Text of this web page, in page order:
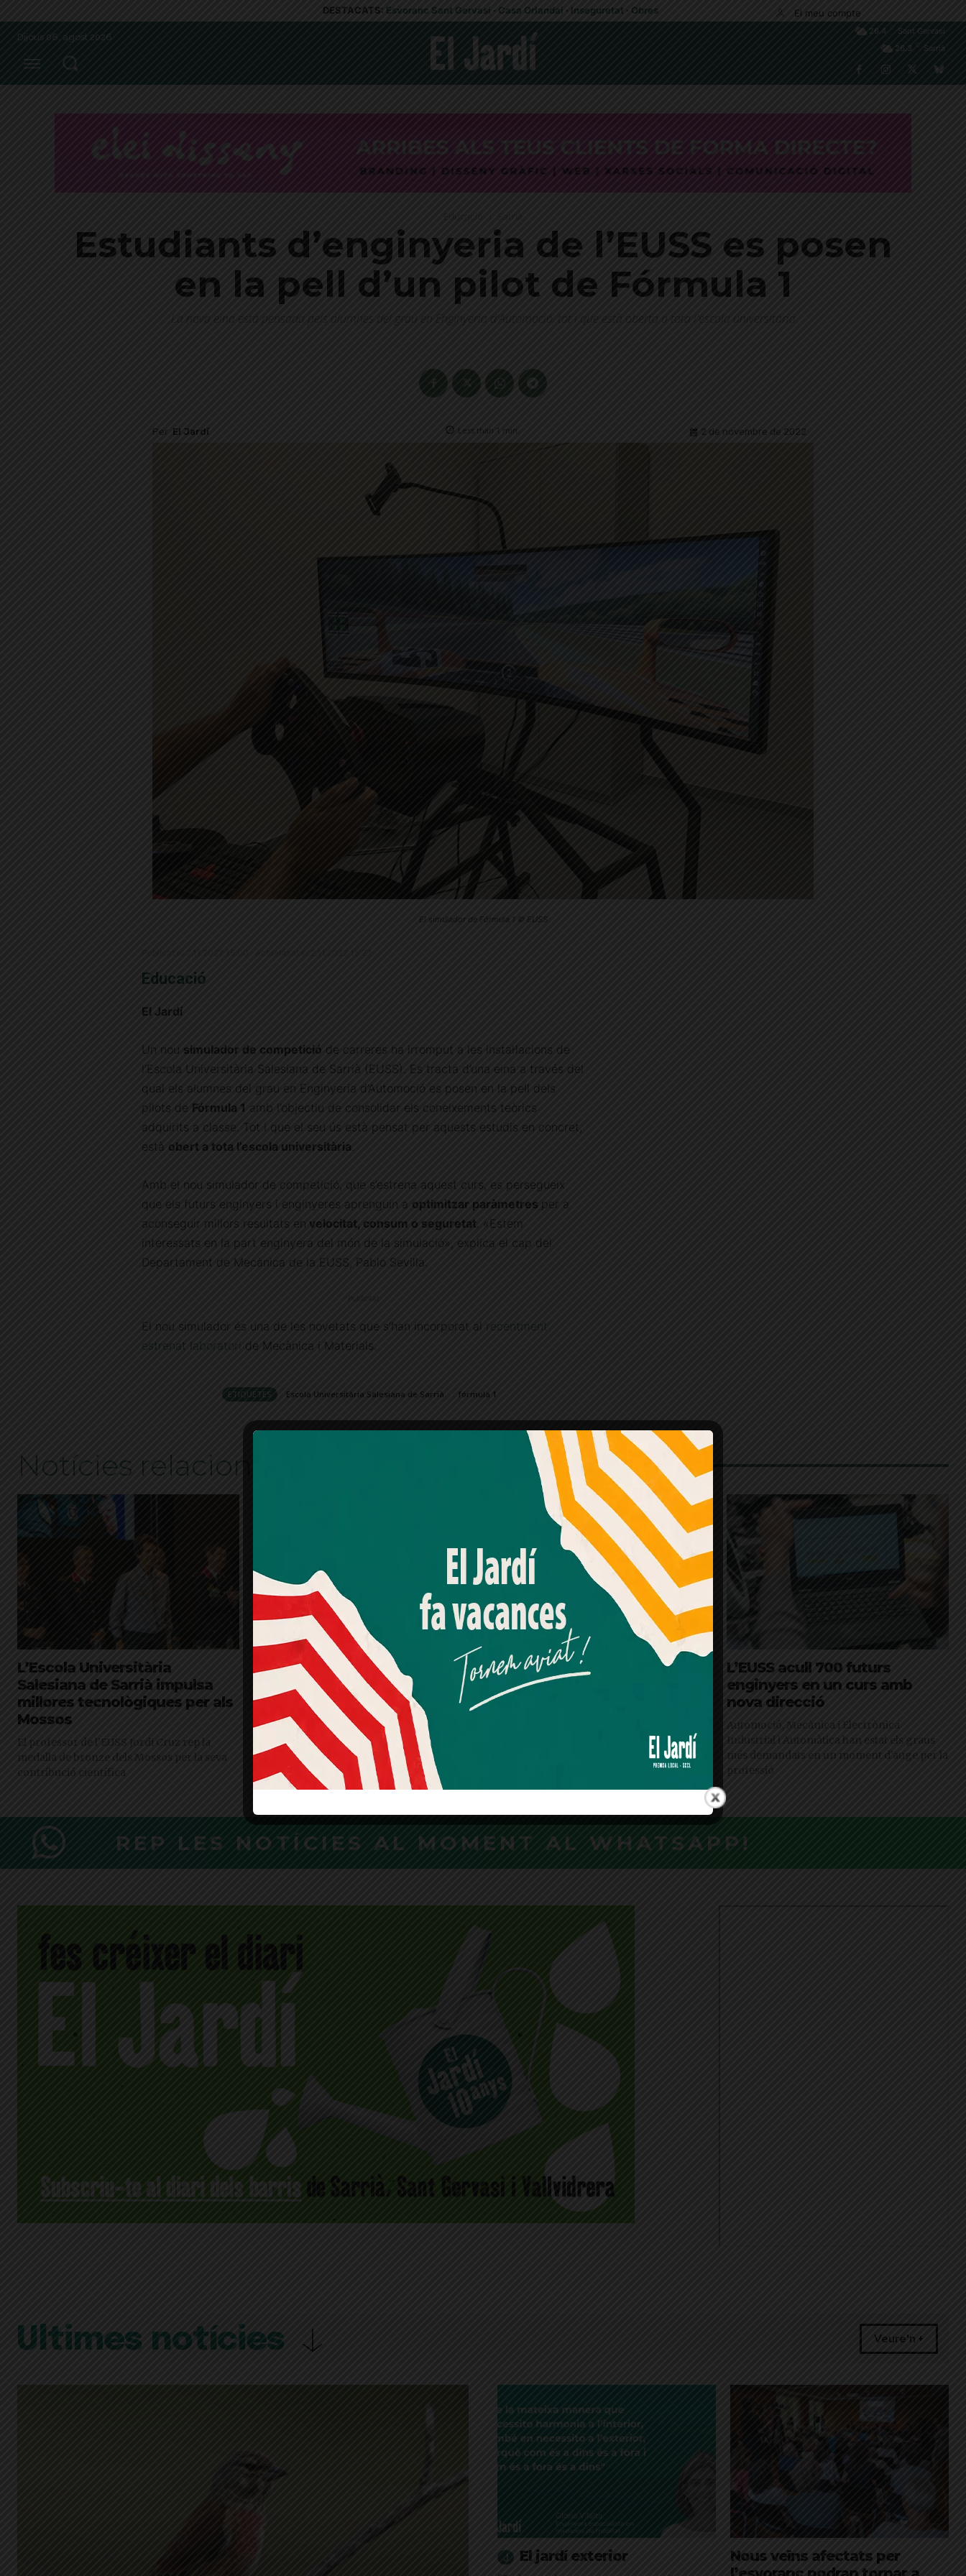
DESTACATS: Esvoranc Sant Gervasi · Casa Orlandai · Inseguretat · Obres El meu compte
Dijous 06, agost 2026
26.4
Sant Gervasi
26.3
Sarrià
Estudiants d’enginyeria de l’EUSS es posen
en la pell d’un pilot de Fórmula 1
La nova eina està pensada pels alumnes del grau en Enginyeria d'Automoció, tot i que està oberta a tota l'escola universitària
Per El Jardí Less than 1 min. 2 de novembre de 2022
El simulador de Fórmula 1 © EUSS
Educació
El Jardí
Un nou simulador de competició de carreres ha irromput a les instal·lacions de
l’Escola Universitària Salesiana de Sarrià (EUSS). Es tracta d’una eina a través del
qual els alumnes del grau en Enginyeria d’Automoció es posen en la pell dels
pilots de Fórmula 1 amb l’objectiu de consolidar els coneixements teòrics
adquirits a classe. Tot i que el seu ús està pensat per aquests estudis en concret,
està obert a tota l’escola universitària.
Amb el nou simulador de competició, que s’estrena aquest curs, es persegueix
que els futurs enginyers i enginyeres aprenguin a optimitzar paràmetres per a
aconseguir millors resultats en velocitat, consum o seguretat. «Estem
interessats en la part enginyera del món de la simulació», explica el cap del
Departament de Mecànica de la EUSS, Pablo Sevilla.
Publicitat
El nou simulador és una de les novetats que s’han incorporat al recentment
estrenat laboratori de Mecànica i Materials.
ETIQUETES Escola Universitària Salesiana de Sarrià fórmula 1
Notícies relacionades
L’Escola Universitària
Salesiana de Sarrià impulsa
millores tecnològiques per als
Mossos
El professor de l’EUSS Jordi Cruz rep la
medalla de bronze dels Mossos per la seva
contribució científica
La perspectiva de gènere pot
transformar la manera de
dissenyar productes?
L'Escola Universitària Salesiana de Sarrià
promou una xerrada sobre el biaix de
gènere en la creació de tecnologies
Pol Leyva, alumni de l’Escola
Universitària Salesiana de
Sarrià, guanya el VibeZ
El projecte guardonat, Beyond Reality AR, es
basa en el disseny d'un dispositiu de realitat
d'aplicacions mitjançant gestos
L’EUSS acull 700 futurs
enginyers en un curs amb
nova direcció
Automoció, Mecànica i Electrònica
Industrial i Automàtica han estat els graus
més demandats en un moment d'auge per la
professió
REP LES NOTÍCIES AL MOMENT AL WHATSAPP!
Últimes notícies Veure'n +
El jardí exterior
Nous veïns afectats per
Amb el seu acord, nosaltres fem servir galetes o
tecnologies similars per emmagatzemar, accedir i
processar dades personals com la seva visita a aquest lloc
web. Pot retirar el seu consentiment o oposar-se al
processament de dades basat en interessos legítims en
qualsevol moment fent clic a "Ajustos de cookies" o a la
nostra Política de privacitat en aquest lloc web. Si cliques
"acceptar" dones el teu consentiment
Més informació Acceptar Rebutjar tot
Quan l’usuari crea un compte al Diari el Jardí, dona el seu
consentiment explícit per rebre comunicacions
informatives relacionades amb el servei. Aquest
consentiment pot ser revocat en qualsevol moment
mitjançant l’enllaç de baixa present a tots els correus.